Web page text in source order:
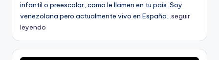
infantil o preescolar, como le llamen en tu país. Soy
venezolana pero actualmente vivo en España...seguir
leyendo